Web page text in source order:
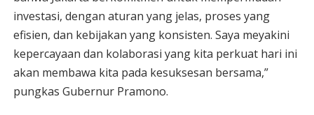
investasi, dengan aturan yang jelas, proses yang
efisien, dan kebijakan yang konsisten. Saya meyakini
kepercayaan dan kolaborasi yang kita perkuat hari ini
akan membawa kita pada kesuksesan bersama,”
pungkas Gubernur Pramono.